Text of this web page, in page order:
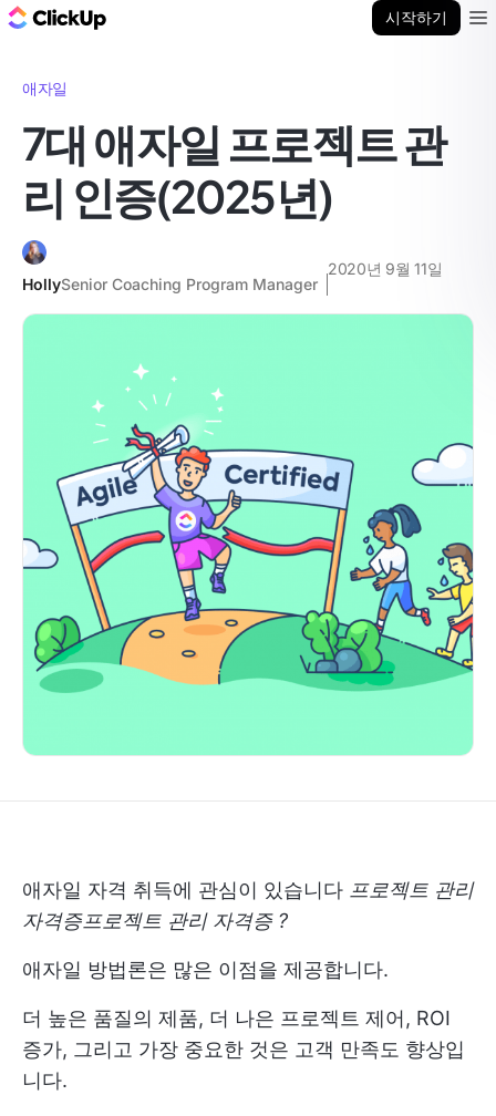
시작하기
애자일
7대 애자일 프로젝트 관
리 인증(2025년)
HollySenior Coaching Program Manager
2020년 9월 11일
애자일 자격 취득에 관심이 있습니다 프로젝트 관리
자격증프로젝트 관리 자격증 ?
애자일 방법론은 많은 이점을 제공합니다.
더 높은 품질의 제품, 더 나은 프로젝트 제어, ROI
증가, 그리고 가장 중요한 것은 고객 만족도 향상입
니다.